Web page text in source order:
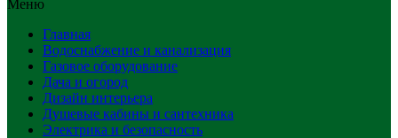
Меню
Главная
Водоснабжение и канализация
Газовое оборудование
Дача и огород
Дизайн интерьера
Душевые кабины и сантехника
Электрика и безопасность